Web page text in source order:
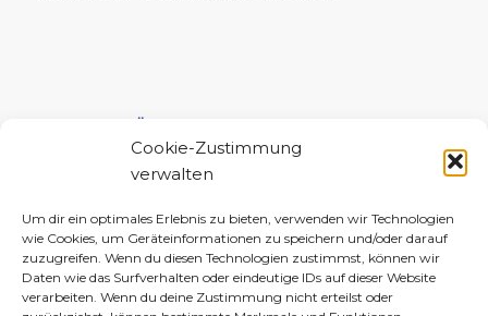
Cookie-Zustimmung
verwalten
Um dir ein optimales Erlebnis zu bieten, verwenden wir Technologien
wie Cookies, um Geräteinformationen zu speichern und/oder darauf
zuzugreifen. Wenn du diesen Technologien zustimmst, können wir
Daten wie das Surfverhalten oder eindeutige IDs auf dieser Website
verarbeiten. Wenn du deine Zustimmung nicht erteilst oder